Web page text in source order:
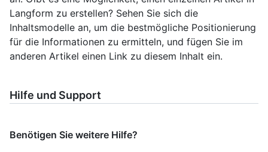
Langform zu erstellen? Sehen Sie sich die
Inhaltsmodelle an, um die bestmögliche Positionierung
für die Informationen zu ermitteln, und fügen Sie im
anderen Artikel einen Link zu diesem Inhalt ein.
Hilfe und Support
Benötigen Sie weitere Hilfe?